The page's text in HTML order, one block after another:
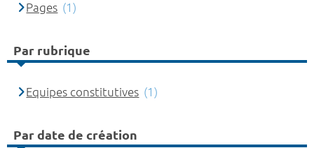
Pages (1)
Par rubrique
Equipes constitutives (1)
Par date de création